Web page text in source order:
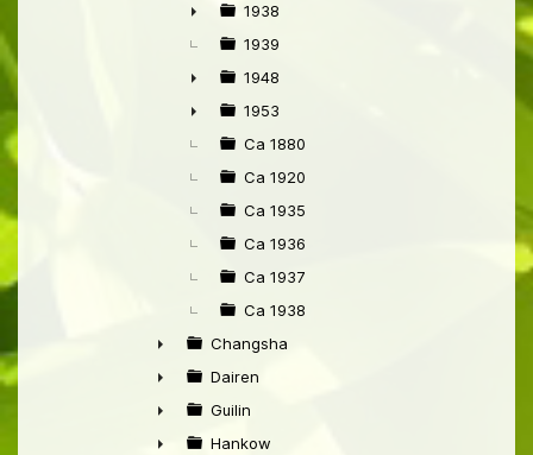
►
1938
1939
►
1948
►
1953
Ca 1880
Ca 1920
Ca 1935
Ca 1936
Ca 1937
Ca 1938
►
Changsha
►
Dairen
►
Guilin
Hankow